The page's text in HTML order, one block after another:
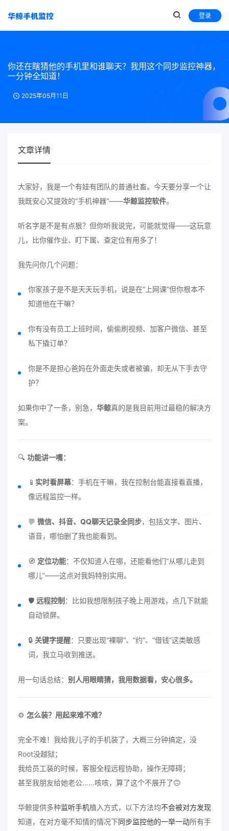
登录
你还在瞎猜他的手机里和谁聊天？我用这个同步监控神器，
一分钟全知道！
2025年05月11日
文章详情
大家好，我是一个有娃有团队的普通社畜。今天要分享一个让
我既安心又提效的“手机神器”——华鲸监控软件。
听名字是不是有点狠？但你听我说完，可能就觉得——这玩意
儿，比你催作业、盯下属、查定位有用多了！
我先问你几个问题：
你家孩子是不是天天玩手机，说是在“上网课”但你根本不
知道他在干嘛？
你有没有员工上班时间，偷偷刷视频、加客户微信、甚至
私下撬订单？
你是不是担心爸妈在外面走失或者被骗，却无从下手去守
护？
如果你中了一条，别急， 华鲸真的是我目前用过最稳的解决方
案。
🔍 功能讲一嘴：
📱 实时看屏幕：手机在干嘛，我在控制台能直接看直播，
像远程监控一样。
💬 微信、抖音、QQ聊天记录全同步，包括文字、图片、
语音，哪怕删了我也能看到。
🧭 定位功能：不仅知道人在哪，还能看他们“从哪儿走到
哪儿”——这点对我妈特别实用。
🛡️ 远程控制 ：比如我想限制孩子晚上用游戏，点几下就能
自动锁屏。
🔒 关键字提醒：只要出现“裸聊”、“约”、“借钱”这类敏感
词，我立马收到推送。
用一句话总结： 别人用眼睛猜，我用数据看，安心很多。
⚙️ 怎么装？用起来难不难？
完全不难！我给我儿子的手机装了，大概三分钟搞定，没
Root没越狱；
我给员工装的时候，客服全程远程协助，操作无障碍；
甚至我朋友给她老公……咳咳，算了这个不展开了🙃
华鲸提供多种监听手机植入方式，以下方法均不会被对方发现
知道，在对方毫不知情的情况下同步监控他的一举一动所有手